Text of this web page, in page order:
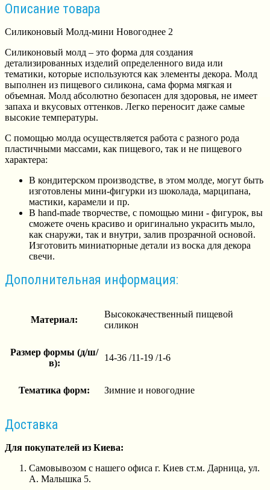
Описание товара
Силиконовый Молд-мини Новогоднее 2
Силиконовый молд – это форма для создания
детализированных изделий определенного вида или
тематики, которые используются как элементы декора. Молд
выполнен из пищевого силикона, сама форма мягкая и
объемная. Молд абсолютно безопасен для здоровья, не имеет
запаха и вкусовых оттенков. Легко переносит даже самые
высокие температуры.
С помощью молда осуществляется работа с разного рода
пластичными массами, как пищевого, так и не пищевого
характера:
В кондитерском производстве, в этом молде, могут быть
изготовлены мини-фигурки из шоколада, марципана,
мастики, карамели и пр.
В hand-made творчестве, с помощью мини - фигурок, вы
сможете очень красиво и оригинально украсить мыло,
как снаружи, так и внутри, залив прозрачной основой.
Изготовить миниатюрные детали из воска для декора
свечи.
Дополнительная информация:
Материал:
Высококачественный пищевой
силикон
Размер формы (д/ш/
в):
14-36 /11-19 /1-6
Тематика форм: Зимние и новогодние
Доставка
Для покупателей из Киева:
Самовывозом с нашего офиса г. Киев ст.м. Дарница, ул.
А. Малышка 5.